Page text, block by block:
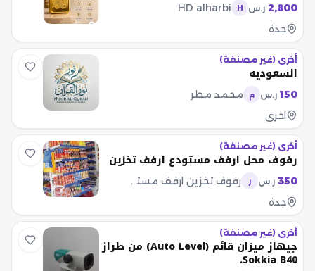
2,800 ر.س H
HD alharbi
جدة
أخرى (غير مصنفة)
السعوديه
150 ر.س م
محمد مطر
اخرى
أخرى (غير مصنفة)
رفوف محل ارفف مستودع ارفف تخزين
350 ر.س ر
رفوف تخزين ارفف مستودع رفوف محل
جدة
أخرى (غير مصنفة)
جيهاز ميزان قائم (Auto Level) من طراز
Sokkia B40.